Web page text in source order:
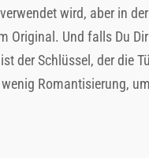
wird, aber in
Original. Und falls Du
der Schlüssel, der die
Romantisierung,